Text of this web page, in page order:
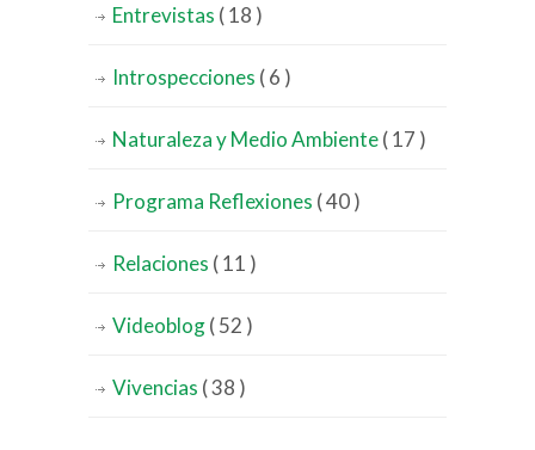
Entrevistas ( 18 )
Introspecciones ( 6 )
Naturaleza y Medio Ambiente( 17 )
Programa Reflexiones ( 40 )
Relaciones ( 11 )
Videoblog( 52 )
Vivencias ( 38 )